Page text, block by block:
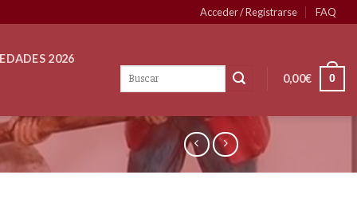
Acceder / Registrarse FAQ
2026
0,00€ 0